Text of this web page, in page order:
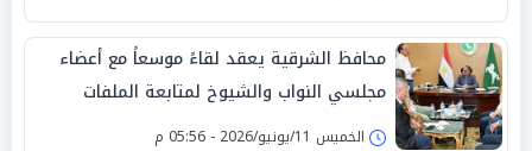
محافظ الشرقية يعقد لقاءً موسعاً مع أعضاء
مجلسي النواب والشيوخ لمتابعة الملفات
التنموية والخدمية بالمحافظة
الخميس 11/يونيو/2026 - 05:56 م